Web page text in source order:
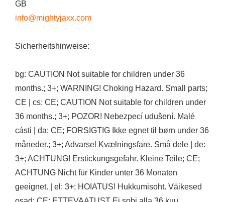
GB
info@mightyjaxx.com
Sicherheitshinweise:
bg: CAUTION Not suitable for children under 36
months.; 3+; WARNING! Choking Hazard. Small parts;
CE | cs: CE; CAUTION Not suitable for children under
36 months.; 3+; POZOR! Nebezpecí udušení. Malé
cásti | da: CE; FORSIGTIG Ikke egnet til børn under 36
måneder.; 3+; Advarsel Kvælningsfare. Små dele | de:
3+; ACHTUNG! Erstickungsgefahr. Kleine Teile; CE;
ACHTUNG Nicht für Kinder unter 36 Monaten
geeignet. | el: 3+; HOIATUS! Hukkumisoht. Väikesed